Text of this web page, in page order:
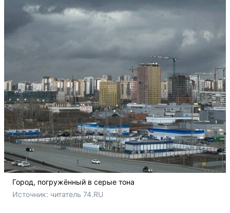
Город, погружённый в серые тона
Источник: читатель 74.RU